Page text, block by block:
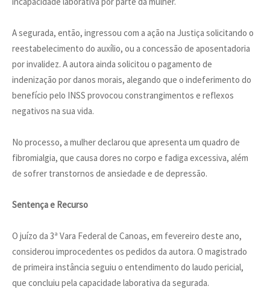
A segurada, então, ingressou com a ação na Justiça solicitando o
reestabelecimento do auxílio, ou a concessão de aposentadoria
por invalidez. A autora ainda solicitou o pagamento de
indenização por danos morais, alegando que o indeferimento do
benefício pelo INSS provocou constrangimentos e reflexos
negativos na sua vida.
No processo, a mulher declarou que apresenta um quadro de
fibromialgia, que causa dores no corpo e fadiga excessiva, além
de sofrer transtornos de ansiedade e de depressão.
Sentença e Recurso
O juízo da 3ª Vara Federal de Canoas, em fevereiro deste ano,
considerou improcedentes os pedidos da autora. O magistrado
de primeira instância seguiu o entendimento do laudo pericial,
que concluiu pela capacidade laborativa da segurada.